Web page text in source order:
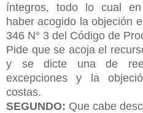
íntegros, todo lo cual
haber acogido la objeción
346 N° 3 del Código de
Pide que se acoja el
y se dicte una de
excepciones y la
costas.
SEGUNDO: Que cabe